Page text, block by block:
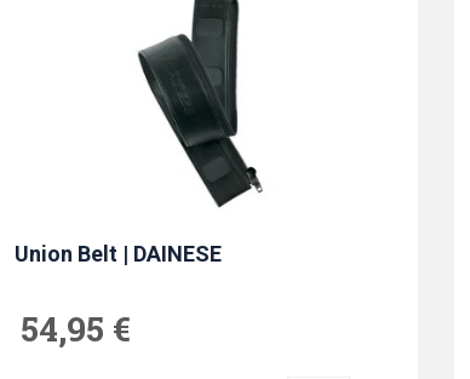
Union Belt | DAINESE
54,95 €